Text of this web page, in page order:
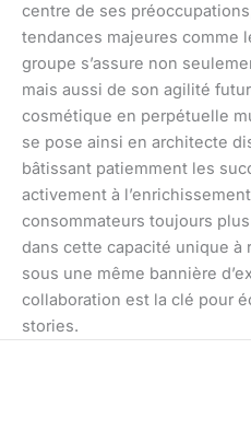
centre de ses
tendances majeures comme
groupe s’assure non
mais aussi de son agilité
cosmétique en perpétuelle
se pose ainsi en architecte
bâtissant patiemment les
activement à
consommateurs toujours
dans cette capacité unique
sous une même bannière
collaboration est la clé pour
stories.